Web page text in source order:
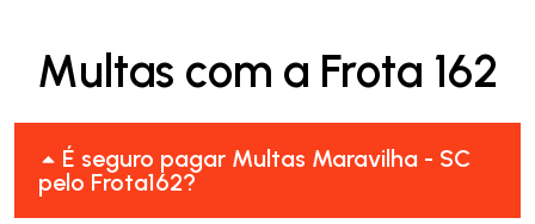
Multas com a Frota 162
É seguro pagar Multas Maravilha - SC
pelo Frota162?